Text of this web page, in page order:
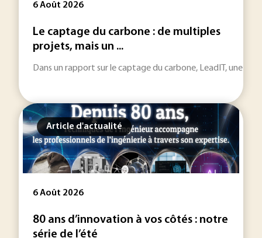
6 Août 2026
Le captage du carbone : de multiples
projets, mais un ...
Dans un rapport sur le captage du carbone, LeadIT, une
Article d'actualité
6 Août 2026
80 ans d’innovation à vos côtés : notre
série de l’été